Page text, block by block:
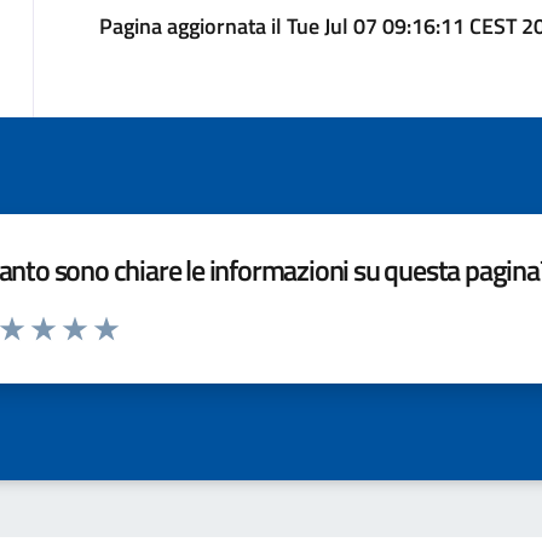
Pagina aggiornata il Tue Jul 07 09:16:11 CEST
sono chiare le informazioni su questa
da 1 a 5 stelle la pagina